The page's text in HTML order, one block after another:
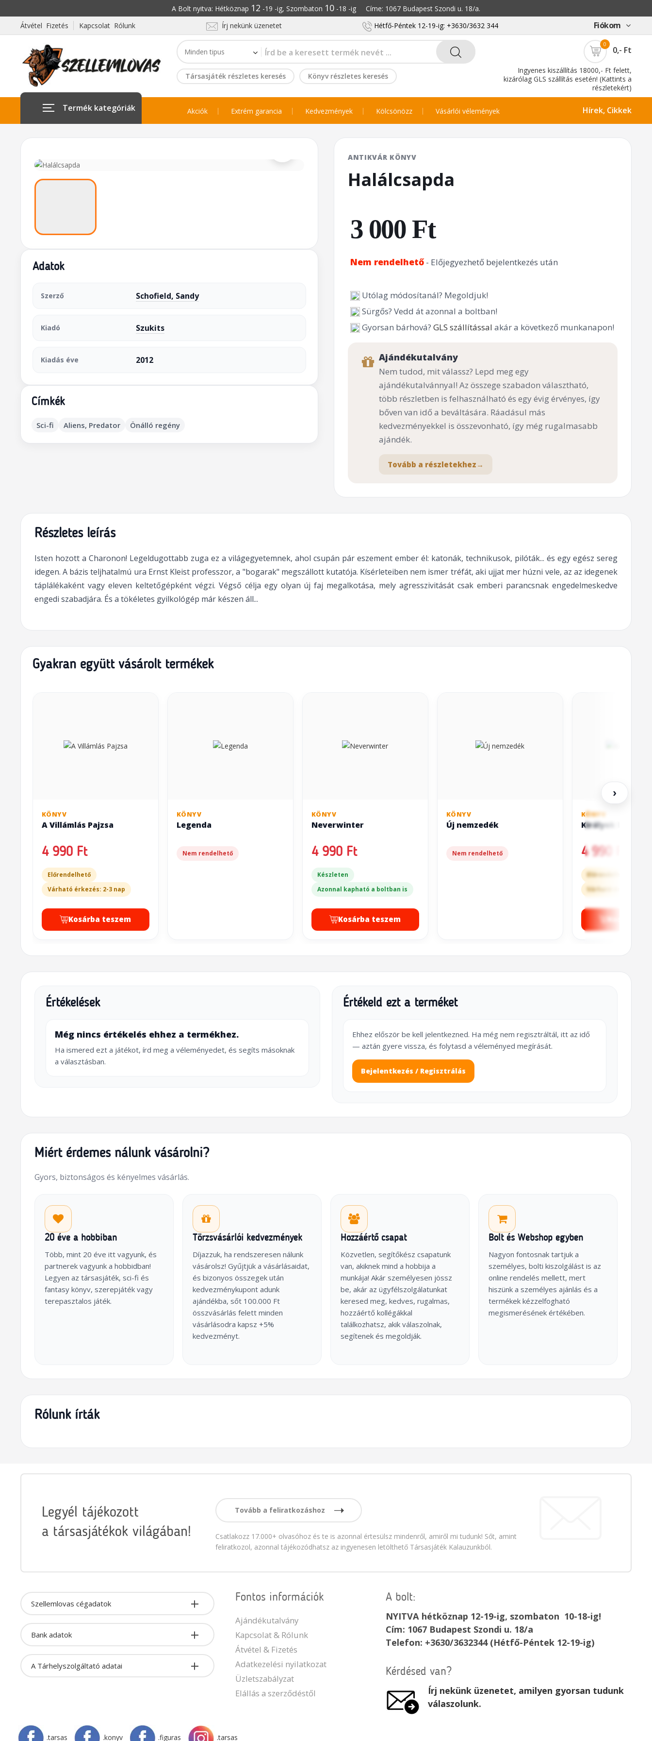
A Bolt nyitva: Hétköznap 12 -19 -ig, Szombaton 10-18 -ig Címe: 1067 Budapest Szondi u. 18/a.
Átvétel Fizetés
Kapcsolat Rólunk Írj nekünk üzenetet Hétfő-Péntek 12-19-ig: +3630/3632 344 Fiókom
Társasjáték részletes keresés Könyv részletes keresés
0
0,- Ft
Ingyenes kiszállítás 18000,- Ft felett,
kizárólag GLS szállítás esetén! (Kattints a
részletekért)
Termék kategóriák Akciók Extrém garancia Kedvezmények Kölcsönözz Vásárlói vélemények Hírek, Cikkek
Adatok
Szerző Schofield, Sandy
Kiadó Szukits
Kiadás éve 2012
Címkék
Sci-fi Aliens, Predator Önálló regény
ANTIKVÁR KÖNYV
Halálcsapda
3 000 Ft
Nem rendelhető- Előjegyezhető bejelentkezés után
Utólag módosítanál? Megoldjuk!
Sürgős? Vedd át azonnal a boltban!
Gyorsan bárhová? GLS szállítással akár a következő munkanapon!
Ajándékutalvány
Nem tudod, mit válassz? Lepd meg egy
ajándékutalvánnyal! Az összege szabadon választható,
több részletben is felhasználható és egy évig érvényes, így
bőven van idő a beváltására. Ráadásul más
kedvezményekkel is összevonható, így még rugalmasabb
ajándék.
Tovább a részletekhez →
Részletes leírás
Isten hozott a Charonon! Legeldugottabb zuga ez a világegyetemnek, ahol csupán pár eszement ember él: katonák, technikusok, pilóták... és egy egész sereg
idegen. A bázis teljhatalmú ura Ernst Kleist professzor, a "bogarak" megszállott kutatója. Kísérleteiben nem ismer tréfát, aki ujjat mer húzni vele, az az idegenek
táplálékaként vagy eleven keltetőgépként végzi. Végső célja egy olyan új faj megalkotása, mely agresszivitását csak emberi parancsnak engedelmeskedve
engedi szabadjára. És a tökéletes gyilkológép már készen áll...
Gyakran együtt vásárolt termékek
KÖNYV
A Villámlás Pajzsa
4 990 Ft
Előrendelhető
Várható érkezés: 2-3 nap
Kosárba teszem
KÖNYV
Legenda
Nem rendelhető
KÖNYV
Neverwinter
4 990 Ft
Készleten
Azonnal kapható a boltban is
Kosárba teszem
KÖNYV
Új nemzedék
Nem rendelhető
KÖNYV
Királyok bukása
4 990 Ft
Előrendelhető
Várható érkezés: 2-
›
Értékelések
Még nincs értékelés ehhez a termékhez.
Ha ismered ezt a játékot, írd meg a véleményedet, és segíts másoknak
a választásban.
Értékeld ezt a terméket
Ehhez először be kell jelentkezned. Ha még nem regisztráltál, itt az idő
— aztán gyere vissza, és folytasd a véleményed megírását.
Bejelentkezés / Regisztrálás
Miért érdemes nálunk vásárolni?
Gyors, biztonságos és kényelmes vásárlás.
20 éve a hobbiban
Több, mint 20 éve itt vagyunk, és
partnerek vagyunk a hobbidban!
Legyen az társasjáték, sci-fi és
fantasy könyv, szerepjáték vagy
terepasztalos játék.
Törzsvásárlói kedvezmények
Díjazzuk, ha rendszeresen nálunk
vásárolsz! Gyűjtjük a vásárlásaidat,
és bizonyos összegek után
kedvezménykupont adunk
ajándékba, sőt 100.000 Ft
összvásárlás felett minden
vásárlásodra kapsz +5%
kedvezményt.
Hozzáértő csapat
Közvetlen, segítőkész csapatunk
van, akiknek mind a hobbija a
munkája! Akár személyesen jössz
be, akár az ügyfélszolgálatunkat
keresed meg, kedves, rugalmas,
hozzáértő kollégákkal
találkozhatsz, akik válaszolnak,
segítenek és megoldják.
Bolt és Webshop egyben
Nagyon fontosnak tartjuk a
személyes, bolti kiszolgálást is az
online rendelés mellett, mert
hiszünk a személyes ajánlás és a
termékek kézzelfogható
megismerésének értékében.
Rólunk írták
Legyél tájékozott
a társasjátékok világában!
Tovább a feliratkozáshoz
Csatlakozz 17.000+ olvasóhoz és te is azonnal értesülsz mindenről, amiről mi tudunk! Sőt, amint
feliratkozol, azonnal tájékozódhatsz az ingyenesen letölthető Társasjáték Kalauzunkból.
Szellemlovas cégadatok
Bank adatok
A Tárhelyszolgáltató adatai
Fontos információk
Ajándékutalvány
Kapcsolat & Rólunk
Átvétel & Fizetés
Adatkezelési nyilatkozat
Üzletszabályzat
Elállás a szerződéstől
A bolt:
NYITVA hétköznap 12-19-ig, szombaton 10-18-ig!
Cím: 1067 Budapest Szondi u. 18/a
Telefon: +3630/3632344 (Hétfő-Péntek 12-19-ig)
Kérdésed van?
Írj nekünk üzenetet, amilyen gyorsan tudunk
válaszolunk.
.tarsas .konyv .figuras .tarsas